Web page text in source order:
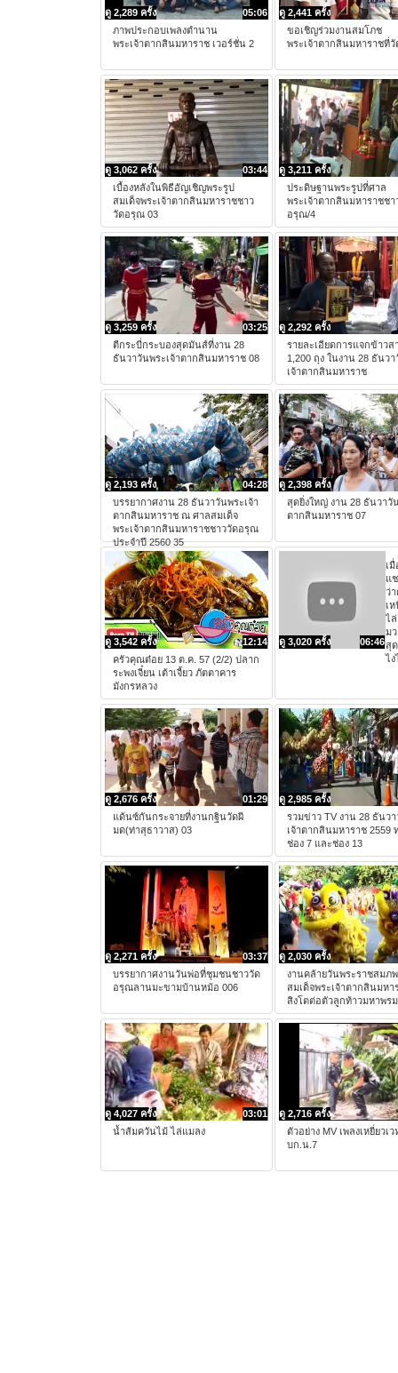
05:06
ดู 2,289 ครั้ง
ภาพประกอบเพลงตำนาน
พระเจ้าตากสินมหาราช เวอร์ชั่น 2
ดู 2,441 ครั้ง
ขอเชิญร่วมงานสมโภช
พระเจ้าตากสินมหาราชที่
03:44
ดู 3,062 ครั้ง
เบื้องหลังในพิธีอัญเชิญพระรูป
สมเด็จพระเจ้าตากสินมหาราชชาว
วัดอรุณ 03
ดู 3,211 ครั้ง
ประดิษฐานพระรูปที่ศาล
พระเจ้าตากสินมหาราชชา
อรุณ/4
03:25
ดู 3,259 ครั้ง
ตีกระบี่กระบองสุดมันส์ที่งาน 28
ธันวาวันพระเจ้าตากสินมหาราช 08
ดู 2,292 ครั้ง
รายละเอียดการแจกข้าวส
1,200 ถุง ในงาน 28 ธันว
เจ้าตากสินมหาราช
04:28
ดู 2,193 ครั้ง
บรรยากาศงาน 28 ธันวาวันพระเจ้า
ตากสินมหาราช ณ ศาลสมเด็จ
พระเจ้าตากสินมหาราชชาววัดอรุณ
ประจำปี 2560 35
ดู 2,398 ครั้ง
สุดยิ่งใหญ่ งาน 28 ธันวาวั
ตากสินมหาราช 07
12:14
ดู 3,542 ครั้ง
ครัวคุณต๋อย 13 ต.ค. 57 (2/2) ปลาก
ระพงเจี๋ยน เต้าเจี้ยว ภัตตาคาร
มังกรหลวง
06:46
ดู 3,020 ครั้ง
เ
แ
ว่า
เ
ไ
ม
สุ
ไ
01:29
ดู 2,676 ครั้ง
แด้นซ์กันกระจายที่งานกฐินวัดผี
มด(ท่าสุธาวาส) 03
ดู 2,985 ครั้ง
รวมข่าว TV งาน 28 ธันว
เจ้าตากสินมหาราช 2559
ช่อง 7 และช่อง 13
03:37
ดู 2,271 ครั้ง
บรรยากาศงานวันพ่อที่ชุมชนชาววัด
อรุณลานมะขามบ้านหม้อ 006
ดู 2,030 ครั้ง
งานคล้ายวันพระราชสมภ
สมเด็จพระเจ้าตากสินมหา
สิงโตต่อตัวลูกท้าวมหาพรม
03:01
ดู 4,027 ครั้ง
น้ำส้มควันไม้ ไล่แมลง
ดู 2,716 ครั้ง
ตัวอย่าง MV เพลงเหยี่ยวเว
บก.น.7